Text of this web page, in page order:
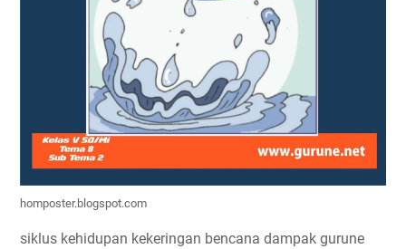
homposter.blogspot.com
siklus kehidupan kekeringan bencana dampak gurune